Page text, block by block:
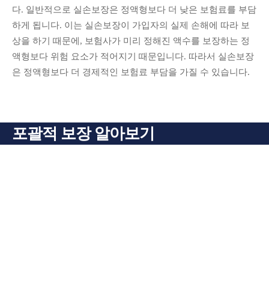
다. 일반적으로 실손보장은 정액형보다 더 낮은 보험료를 부담
하게 됩니다. 이는 실손보장이 가입자의 실제 손해에 따라 보
상을 하기 때문에, 보험사가 미리 정해진 액수를 보장하는 정
액형보다 위험 요소가 적어지기 때문입니다. 따라서 실손보장
은 정액형보다 더 경제적인 보험료 부담을 가질 수 있습니다.
포괄적 보장 알아보기